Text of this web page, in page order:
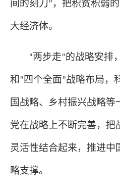
间的刻刀” ，把积贫积弱
大经济体。
“两步走”的战略安排，
和 “ 四个全面”战略布局，
国战略、乡村振兴战略等
党在战略上不断完善，把
灵活性结合起来，推进中
略支撑。